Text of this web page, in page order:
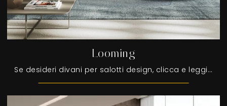
Looming
Se desideri divani per salotti design, clicca e leggi di più sul modello Looming in tessuto del brand Egoitaliano.